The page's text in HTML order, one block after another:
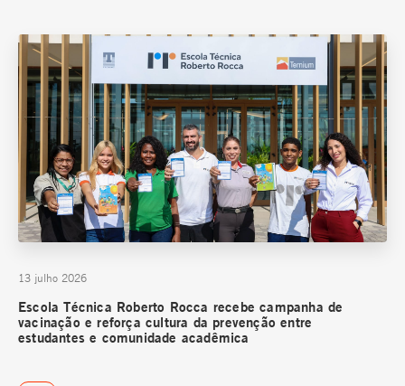
13 julho 2026
Escola Técnica Roberto Rocca recebe campanha de
vacinação e reforça cultura da prevenção entre
estudantes e comunidade acadêmica